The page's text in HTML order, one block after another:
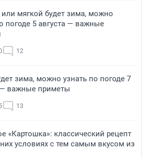
мягкой будет зима, можно
погоде 5 августа — важные
12
зима, можно узнать по погоде 7
— важные приметы
13
«Картошка»: классический рецепт
условиях с тем самым вкусом из